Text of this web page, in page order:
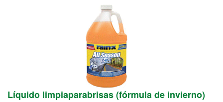
Líquido limpiaparabrisas (fórmula de invierno)